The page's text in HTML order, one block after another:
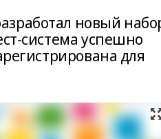
новый
система успешно
для